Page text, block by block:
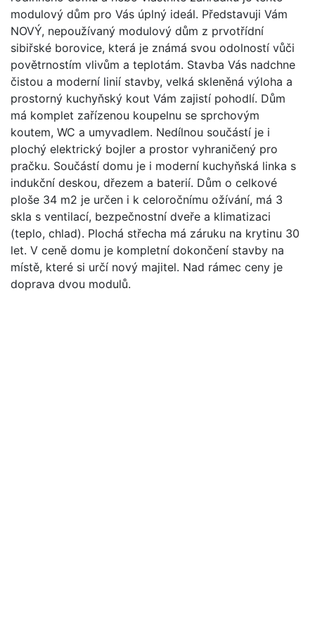
modulový dům pro Vás úplný ideál. Představuji Vám
NOVÝ, nepoužívaný modulový dům z prvotřídní
sibiřské borovice, která je známá svou odolností vůči
povětrnostím vlivům a teplotám. Stavba Vás nadchne
čistou a moderní linií stavby, velká skleněná výloha a
prostorný kuchyňský kout Vám zajistí pohodlí. Dům
má komplet zařízenou koupelnu se sprchovým
koutem, WC a umyvadlem. Nedílnou součástí je i
plochý elektrický bojler a prostor vyhraničený pro
pračku. Součástí domu je i moderní kuchyňská linka s
indukční deskou, dřezem a baterií. Dům o celkové
ploše 34 m2 je určen i k celoročnímu ožívání, má 3
skla s ventilací, bezpečnostní dveře a klimatizaci
(teplo, chlad). Plochá střecha má záruku na krytinu 30
let. V ceně domu je kompletní dokončení stavby na
místě, které si určí nový majitel. Nad rámec ceny je
doprava dvou modulů.